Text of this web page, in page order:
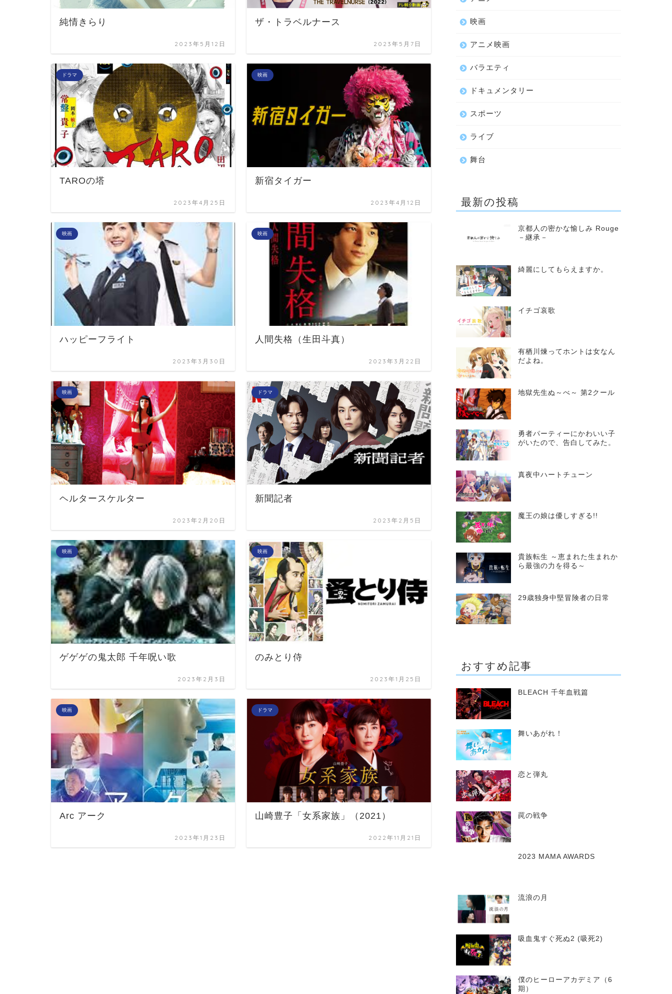
純情きらり
2023年5月12日
ザ・トラベルナース
2023年5月7日
ドラマ
TAROの塔
2023年4月25日
映画
新宿タイガー
2023年4月12日
映画
ハッピーフライト
2023年3月30日
映画
人間失格（生田斗真）
2023年3月22日
映画
ヘルタースケルター
2023年2月20日
ドラマ
新聞記者
2023年2月5日
映画
ゲゲゲの鬼太郎 千年呪い歌
2023年2月3日
映画
のみとり侍
2023年1月25日
映画
Arc アーク
2023年1月23日
ドラマ
山崎豊子「女系家族」（2021）
2022年11月21日
映画
アニメ映画
バラエティ
ドキュメンタリー
スポーツ
ライブ
舞台
最新の投稿
京都人の密かな愉しみ Rouge
－継承－
綺麗にしてもらえますか。
イチゴ哀歌
有栖川煉ってホントは女なん
だよね。
地獄先生ぬ～べ～ 第2クール
勇者パーティーにかわいい子
がいたので、告白してみた。
真夜中ハートチューン
魔王の娘は優しすぎる!!
貴族転生 ～恵まれた生まれか
ら最強の力を得る～
29歳独身中堅冒険者の日常
おすすめ記事
BLEACH 千年血戦篇
舞いあがれ！
恋と弾丸
罠の戦争
2023 MAMA AWARDS
流浪の月
吸血鬼すぐ死ぬ2 (吸死2)
僕のヒーローアカデミア（6
期）